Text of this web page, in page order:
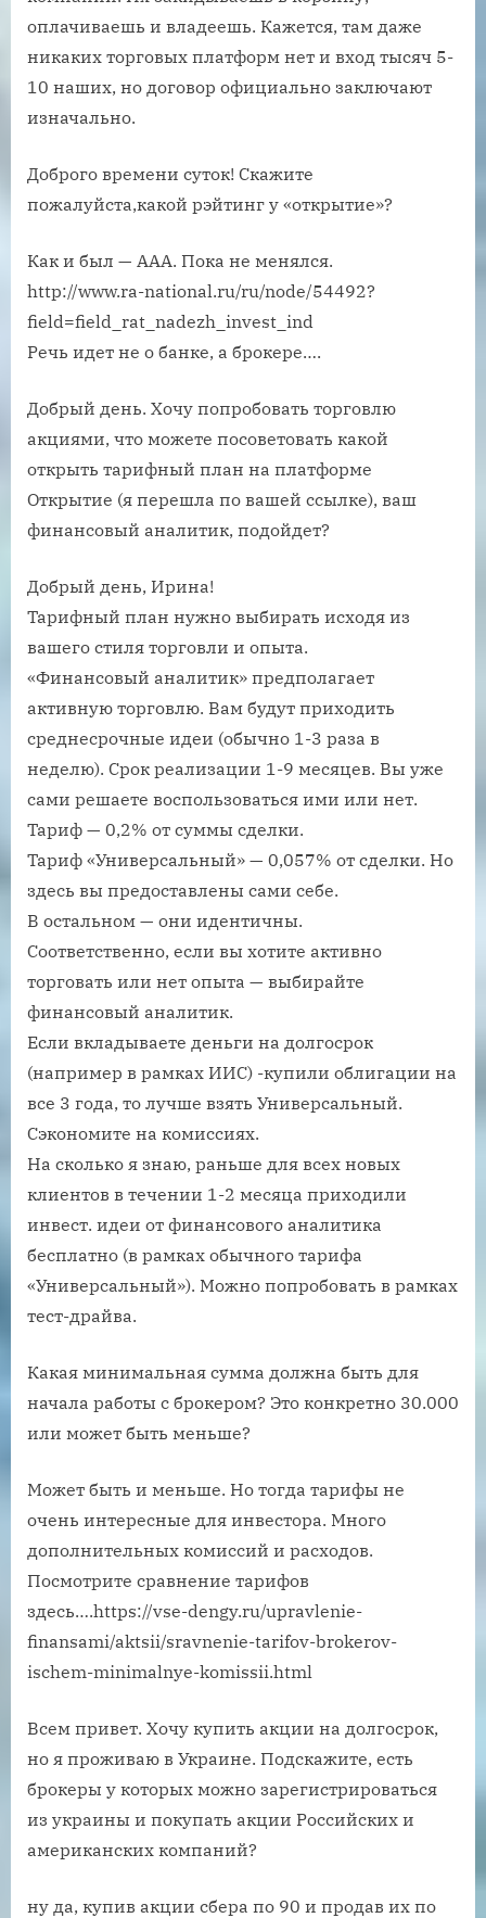
оплачиваешь и владеешь. Кажется, там даже
никаких торговых платформ нет и вход тысяч 5-
10 наших, но договор официально заключают
изначально.
Доброго времени суток! Скажите
пожалуйста,какой рэйтинг у «открытие»?
Как и был — ААА. Пока не менялся.
http://www.ra-national.ru/ru/node/54492?
field=field_rat_nadezh_invest_ind
Речь идет не о банке, а брокере….
Добрый день. Хочу попробовать торговлю
акциями, что можете посоветовать какой
открыть тарифный план на платформе
Открытие (я перешла по вашей ссылке), ваш
финансовый аналитик, подойдет?
Добрый день, Ирина!
Тарифный план нужно выбирать исходя из
вашего стиля торговли и опыта.
«Финансовый аналитик» предполагает
активную торговлю. Вам будут приходить
среднесрочные идеи (обычно 1-3 раза в
неделю). Срок реализации 1-9 месяцев. Вы уже
сами решаете воспользоваться ими или нет.
Тариф — 0,2% от суммы сделки.
Тариф «Универсальный» — 0,057% от сделки. Но
здесь вы предоставлены сами себе.
В остальном — они идентичны.
Соответственно, если вы хотите активно
торговать или нет опыта — выбирайте
финансовый аналитик.
Если вкладываете деньги на долгосрок
(например в рамках ИИС) -купили облигации на
все 3 года, то лучше взять Универсальный.
Сэкономите на комиссиях.
На сколько я знаю, раньше для всех новых
клиентов в течении 1-2 месяца приходили
инвест. идеи от финансового аналитика
бесплатно (в рамках обычного тарифа
«Универсальный»). Можно попробовать в рамках
тест-драйва.
Какая минимальная сумма должна быть для
начала работы с брокером? Это конкретно 30.000
или может быть меньше?
Может быть и меньше. Но тогда тарифы не
очень интересные для инвестора. Много
дополнительных комиссий и расходов.
Посмотрите сравнение тарифов
здесь….https://vse-dengy.ru/upravlenie-
finansami/aktsii/sravnenie-tarifov-brokerov-
ischem-minimalnye-komissii.html
Всем привет. Хочу купить акции на долгосрок,
но я проживаю в Украине. Подскажите, есть
брокеры у которых можно зарегистрироваться
из украины и покупать акции Российских и
американских компаний?
ну да, купив акции сбера по 90 и продав их по